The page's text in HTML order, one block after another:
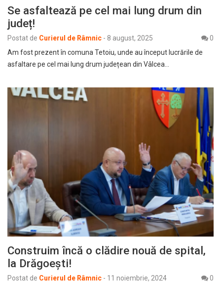
Se asfaltează pe cel mai lung drum din
județ!
Postat de Curierul de Râmnic - 8 august, 2025
0
Am fost prezent în comuna Tetoiu, unde au început lucrările de
asfaltare pe cel mai lung drum județean din Vâlcea…
Construim încă o clădire nouă de spital,
la Drăgoești!
Postat de Curierul de Râmnic - 11 noiembrie, 2024 0